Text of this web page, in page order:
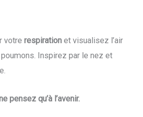
votre respiration et visualisez l’air
Inspirez par le nez et
pensez qu’à l’avenir.